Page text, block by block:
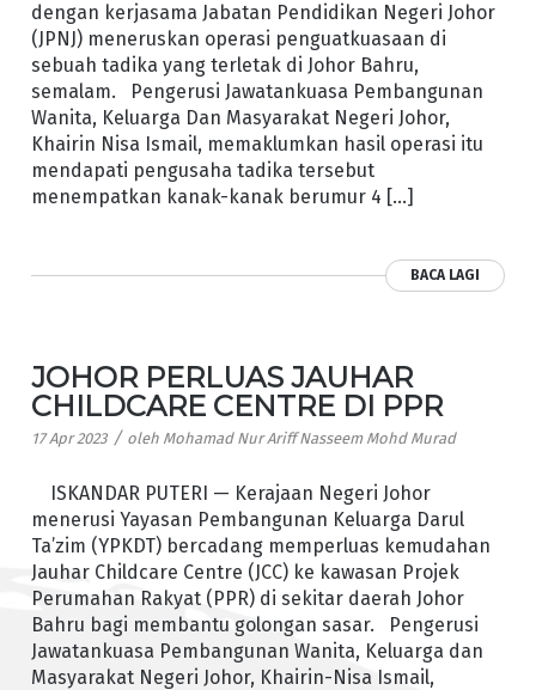
dengan kerjasama Jabatan Pendidikan Negeri Johor
(JPNJ) meneruskan operasi penguatkuasaan di
sebuah tadika yang terletak di Johor Bahru,
semalam. Pengerusi Jawatankuasa Pembangunan
Wanita, Keluarga Dan Masyarakat Negeri Johor,
Khairin Nisa Ismail, memaklumkan hasil operasi itu
mendapati pengusaha tadika tersebut
menempatkan kanak-kanak berumur 4 […]
BACA LAGI
JOHOR PERLUAS JAUHAR
CHILDCARE CENTRE DI PPR
17 Apr 2023 / oleh Mohamad Nur Ariff Nasseem Mohd Murad
ISKANDAR PUTERI — Kerajaan Negeri Johor
menerusi Yayasan Pembangunan Keluarga Darul
Ta’zim (YPKDT) bercadang memperluas kemudahan
Jauhar Childcare Centre (JCC) ke kawasan Projek
Perumahan Rakyat (PPR) di sekitar daerah Johor
Bahru bagi membantu golongan sasar. Pengerusi
Jawatankuasa Pembangunan Wanita, Keluarga dan
Masyarakat Negeri Johor, Khairin-Nisa Ismail,